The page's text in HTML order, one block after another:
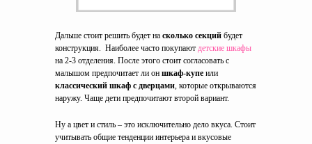
Дальше стоит решить будет на сколько секций будет
конструкция. Наиболее часто покупают детские шкафы
на 2-3 отделения. После этого стоит согласовать с
малышом предпочитает ли он шкаф-купе или
классический шкаф с дверцами, которые открываются
наружу. Чаще дети предпочитают второй вариант.
Ну а цвет и стиль – это исключительно дело вкуса. Стоит
учитывать общие тенденции интерьера и вкусовые